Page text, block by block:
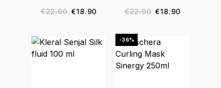
€22.90 €18.90 €22.90 €18.90
-36%